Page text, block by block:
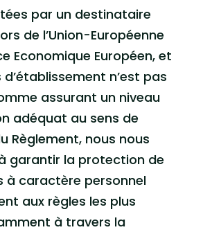
par un destinataire
de l’Union-Européenne
Economique Européen, et
n’est pas
assurant un niveau
adéquat au sens de
Règlement, nous nous
garantir la protection de
à caractère personnel
aux règles les plus
à travers la